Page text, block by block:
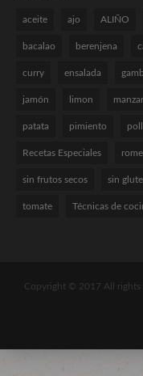
aceite ajo ALIÑO
bacalao berenjena
curry ensalada
jamón limon
patata pimiento
Recetas Especiales
sin frutos secos sin
tomate Técnicas de
Copyright © 2017 All rights